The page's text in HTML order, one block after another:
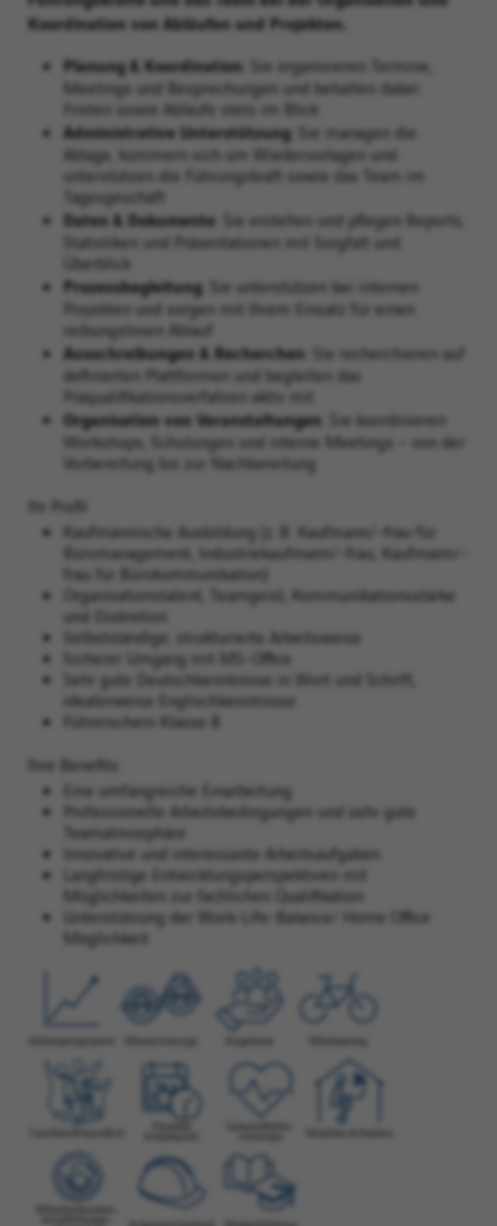
Koordination von Abläufen und Projekten.
Planung & Koordination : Sie organisieren Termine,
Meetings und Besprechungen und behalten dabei
Fristen sowie Abläufe stets im Blick
Administrative Unterstützung: Sie managen die
Ablage, kümmern sich um Wiedervorlagen und
unterstützen die Führungskraft sowie das Team im
Tagesgeschäft
Daten & Dokumente : Sie erstellen und pflegen Reports,
Statistiken und Präsentationen mit Sorgfalt und
Überblick
Prozessbegleitung: Sie unterstützen bei internen
Projekten und sorgen mit Ihrem Einsatz für einen
reibungslosen Ablauf
Ausschreibungen & Recherchen : Sie recherchieren auf
definierten Plattformen und begleiten das
Präqualifikationsverfahren aktiv mit
Organisation von Veranstaltungen : Sie koordinieren
Workshops, Schulungen und interne Meetings – von der
Vorbereitung bis zur Nachbereitung
Ihr Profil
Kaufmännische Ausbildung (z. B. Kaufmann/-frau für
Büromanagement, Industriekaufmann/-frau, Kaufmann/-
frau für Bürokommunikation)
Organisationstalent, Teamgeist, Kommunikationsstärke
und Diskretion
Selbstständige, strukturierte Arbeitsweise
Sicherer Umgang mit MS-Office
Sehr gute Deutschkenntnisse in Wort und Schrift,
idealerweise Englischkenntnisse
Führerschein Klasse B
Ihre Benefits
Eine umfangreiche Einarbeitung
Professionelle Arbeitsbedingungen und sehr gute
Teamatmosphäre
Innovative und interessante Arbeitsaufgaben
Langfristige Entwicklungsperspektiven mit
Möglichkeiten zur fachlichen Qualifikation
Unterstützung der Work-Life-Balance/ Home Office
Möglichkeit